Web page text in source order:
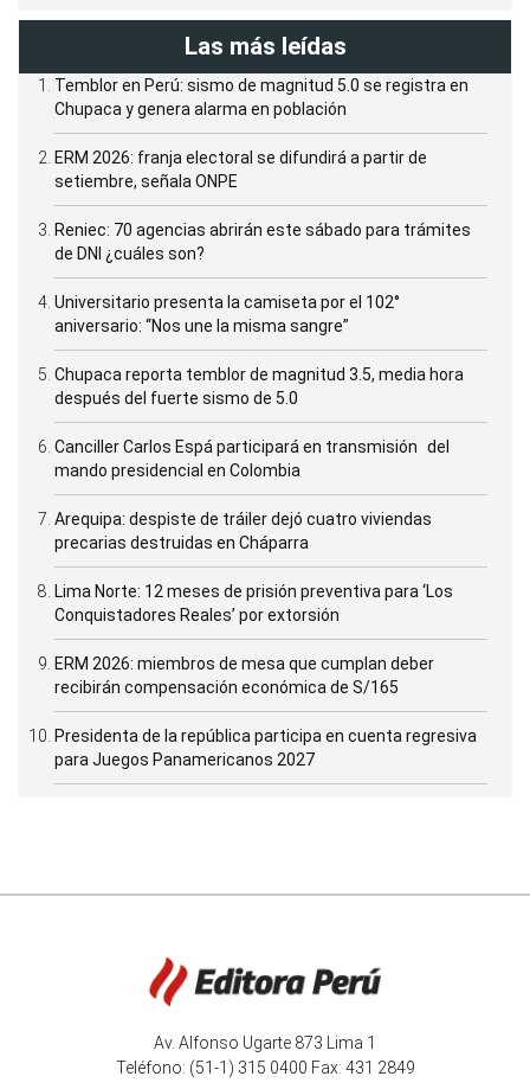
Las más leídas
Temblor en Perú: sismo de magnitud 5.0 se registra en
Chupaca y genera alarma en población
ERM 2026: franja electoral se difundirá a partir de
setiembre, señala ONPE
Reniec: 70 agencias abrirán este sábado para trámites
de DNI ¿cuáles son?
Universitario presenta la camiseta por el 102°
aniversario: “Nos une la misma sangre”
Chupaca reporta temblor de magnitud 3.5, media hora
después del fuerte sismo de 5.0
Canciller Carlos Espá participará en transmisión del
mando presidencial en Colombia
Arequipa: despiste de tráiler dejó cuatro viviendas
precarias destruidas en Cháparra
Lima Norte: 12 meses de prisión preventiva para ‘Los
Conquistadores Reales’ por extorsión
ERM 2026: miembros de mesa que cumplan deber
recibirán compensación económica de S/165
Presidenta de la república participa en cuenta regresiva
para Juegos Panamericanos 2027
Av. Alfonso Ugarte 873 Lima 1
Teléfono: (51-1) 315 0400 Fax: 431 2849